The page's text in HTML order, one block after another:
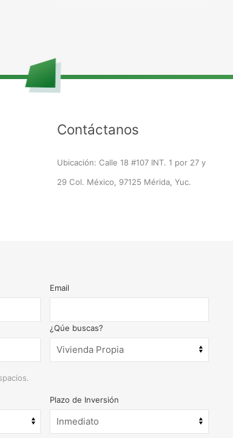
Contáctanos
Ubicación: Calle 18 #107 INT. 1 por 27 y
29 Col. México, 97125 Mérida, Yuc.
Email
¿Qúe buscas?
Plazo de Inversión